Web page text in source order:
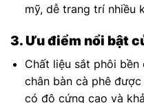
mỹ, dễ trang trí nhiều
3. Ưu điểm nổi bật
Chất liệu sắt phôi
chân bàn cà phê
có độ cứng cao và